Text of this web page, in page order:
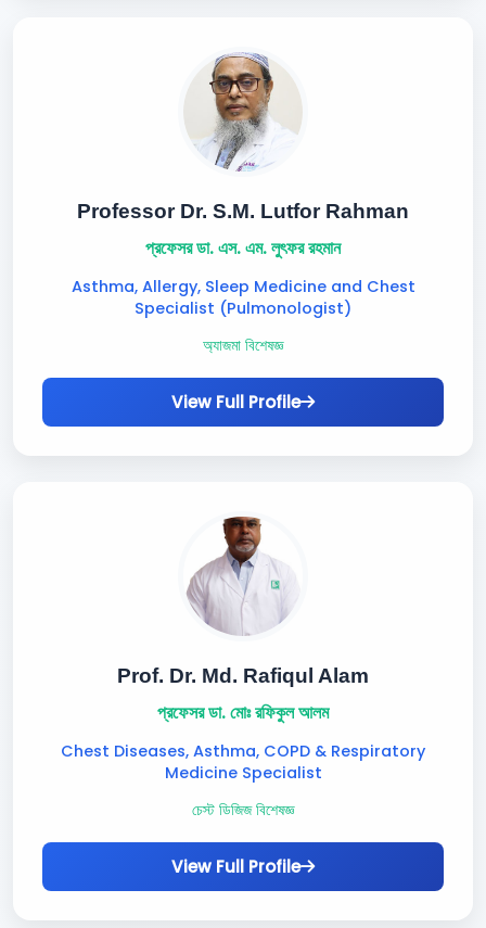
Professor Dr. S.M. Lutfor Rahman
প্রফেসর ডা. এস. এম. লুৎফর রহমান
Asthma, Allergy, Sleep Medicine and Chest
Specialist (Pulmonologist)
অ্যাজমা বিশেষজ্ঞ
View Full Profile
Prof. Dr. Md. Rafiqul Alam
প্রফেসর ডা. মোঃ রফিকুল আলম
Chest Diseases, Asthma, COPD & Respiratory
Medicine Specialist
চেস্ট ডিজিজ বিশেষজ্ঞ
View Full Profile